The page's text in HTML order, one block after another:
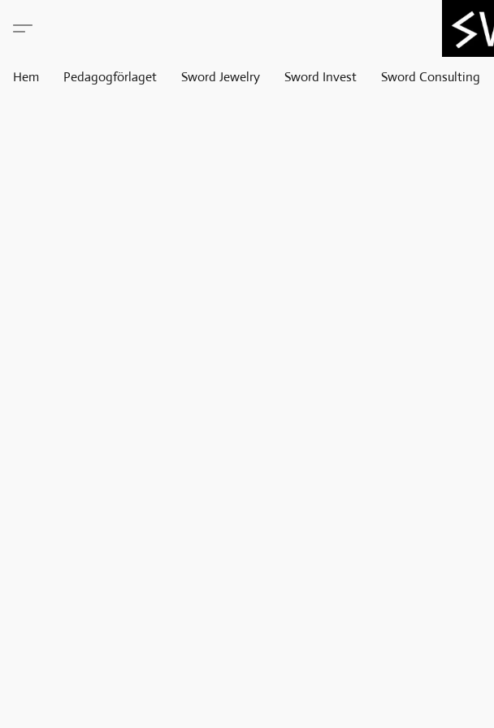
Hem Pedagogförlaget Sword Jewelry Sword Invest Sword Consulting